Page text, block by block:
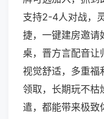
支持2-4人对战，
捷，一键建房邀请
桌，晋方言配音让
视觉舒适，多重福
领取，长期玩不枯
遣，都能带来极致